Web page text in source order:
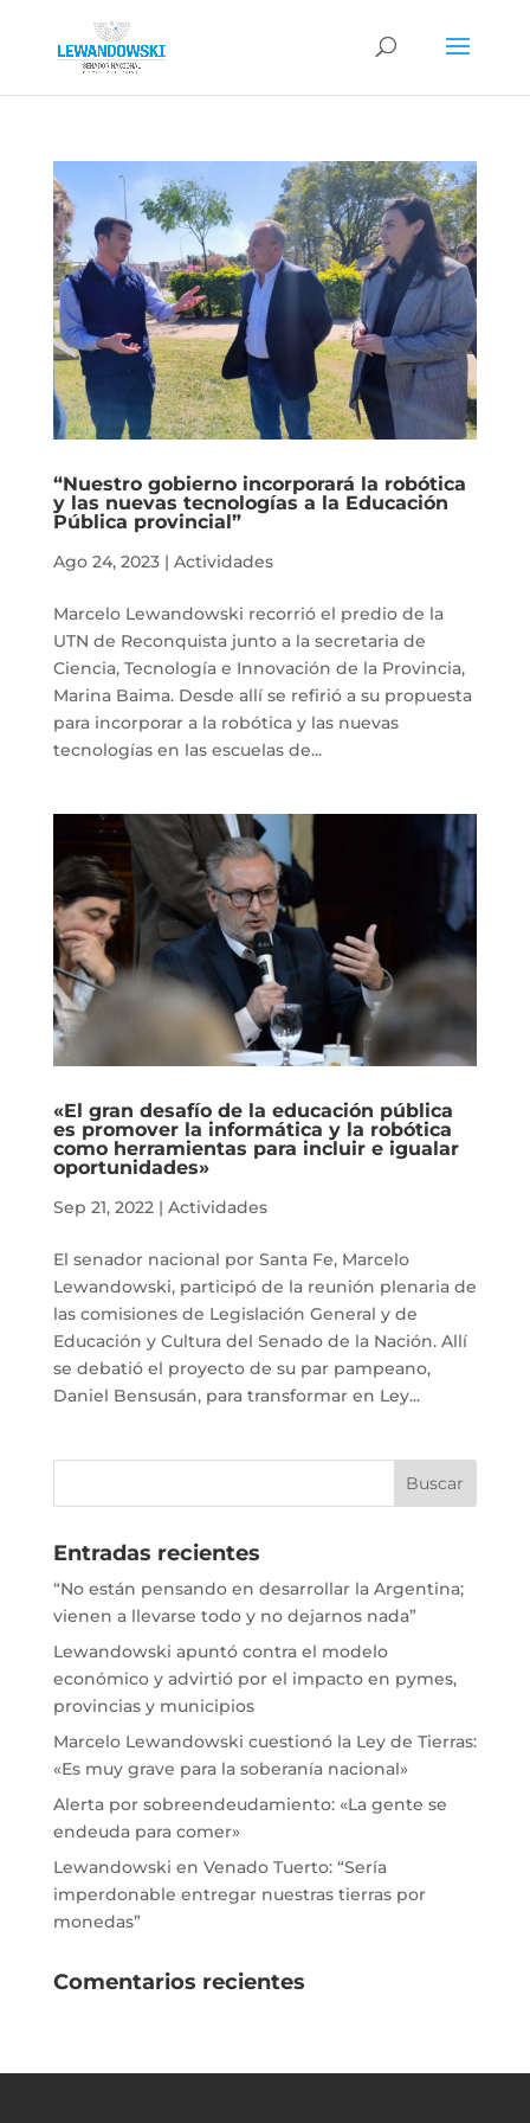
“Nuestro gobierno incorporará la robótica
y las nuevas tecnologías a la Educación
Pública provincial”
Ago 24, 2023| Actividades
Marcelo Lewandowski recorrió el predio de la
UTN de Reconquista junto a la secretaria de
Ciencia, Tecnología e Innovación de la Provincia,
Marina Baima. Desde allí se refirió a su propuesta
para incorporar a la robótica y las nuevas
tecnologías en las escuelas de...
«El gran desafío de la educación pública
es promover la informática y la robótica
como herramientas para incluir e igualar
oportunidades»
Sep 21, 2022| Actividades
El senador nacional por Santa Fe, Marcelo
Lewandowski, participó de la reunión plenaria de
las comisiones de Legislación General y de
Educación y Cultura del Senado de la Nación. Allí
se debatió el proyecto de su par pampeano,
Daniel Bensusán, para transformar en Ley...
Entradas recientes
“No están pensando en desarrollar la Argentina;
vienen a llevarse todo y no dejarnos nada”
Lewandowski apuntó contra el modelo
económico y advirtió por el impacto en pymes,
provincias y municipios
Marcelo Lewandowski cuestionó la Ley de Tierras:
«Es muy grave para la soberanía nacional»
Alerta por sobreendeudamiento: «La gente se
endeuda para comer»
Lewandowski en Venado Tuerto: “Sería
imperdonable entregar nuestras tierras por
monedas”
Comentarios recientes